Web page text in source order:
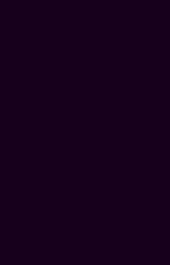
Fortschritte.
ist
Als moderne
ermöglichen
Von der